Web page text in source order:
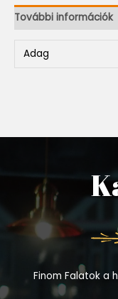
További információk
Adag
Finom Falatok a